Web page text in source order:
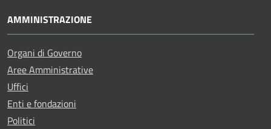
AMMINISTRAZIONE
Organi di Governo
Aree Amministrative
Uffici
Enti e fondazioni
Politici